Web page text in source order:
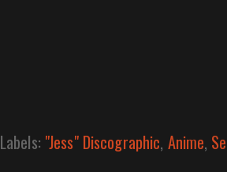
Labels: "Jess" Discographic, Anime,